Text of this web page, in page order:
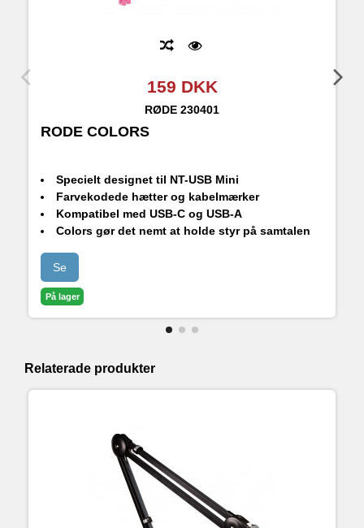
159 DKK
RØDE 230401
RODE COLORS
Specielt designet til NT-USB Mini
Farvekodede hætter og kabelmærker
Kompatibel med USB-C og USB-A
Colors gør det nemt at holde styr på samtalen
Se
På lager
Relaterade produkter